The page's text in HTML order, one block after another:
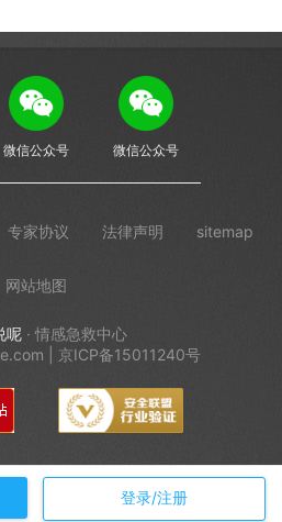
微信公众号 微信公众号
专家协议 法律声明 sitemap
网站地图
呢 · 情感急救中心
| 京ICP备15011240号
登录/注册